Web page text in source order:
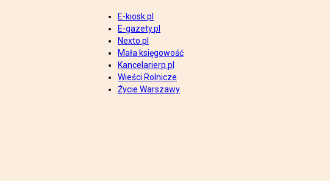
E-kiosk.pl
E-gazety.pl
Nexto.pl
Mała księgowość
Kancelarierp.pl
Wieści Rolnicze
Życie Warszawy